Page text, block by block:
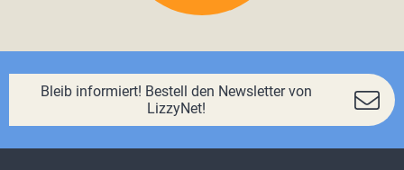
Bleib informiert! Bestell den Newsletter von
LizzyNet!